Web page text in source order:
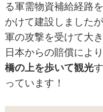
る軍需物資補給経路
かけて建設しました
軍の攻撃を受けて大
日本からの賠償によ
橋の上を歩いて観光
っています！